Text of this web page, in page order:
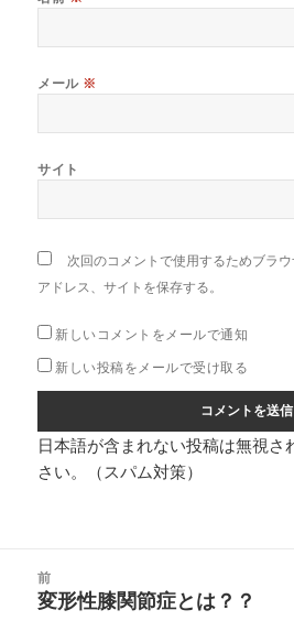
メール ※
サイト
次回のコメントで使用するためブラ
アドレス、サイトを保存する。
新しいコメントをメールで通知
新しい投稿をメールで受け取る
日本語が含まれない投稿は無視さ
さい。（スパム対策）
前
前
変形性膝関節症とは？？